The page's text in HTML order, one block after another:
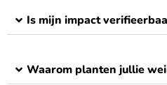
Is mijn impact
Waarom planten jullie